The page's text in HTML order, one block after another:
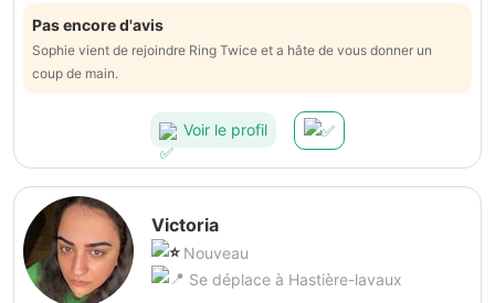
Pas encore d'avis
Sophie vient de rejoindre Ring Twice et a hâte de vous donner un
coup de main.
Voir le profil
Victoria
Nouveau
Se déplace à Hastière-lavaux